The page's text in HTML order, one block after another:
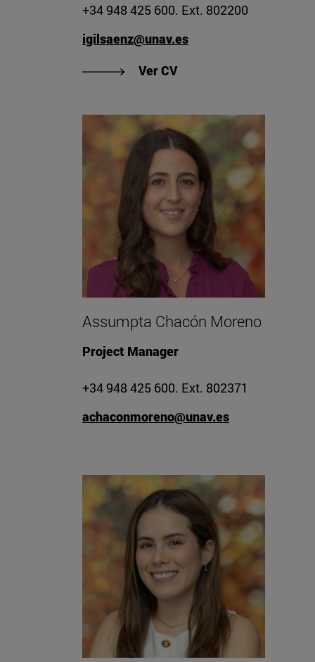
+34 948 425 600. Ext. 802200
igilsaenz@unav.es
Ver CV"Ver CV de Ignacio N.
Assumpta Chacón Moreno
Project Manager
+34 948 425 600. Ext. 802371
achaconmoreno@unav.es